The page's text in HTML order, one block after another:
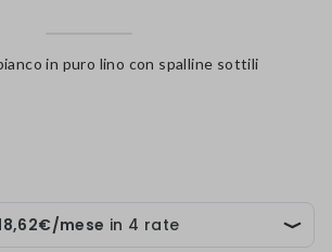
in puro lino con spalline sottili